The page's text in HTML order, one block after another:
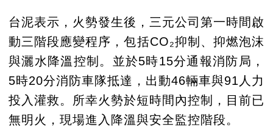
台泥表示，火勢發生後，三元公司第一時間啟
動三階段應變程序，包括CO₂抑制、抑燃泡沫
與灑水降溫控制。並於5時15分通報消防局，
5時20分消防車隊抵達，出動46輛車與91人力
投入灌救。所幸火勢於短時間內控制，目前已
無明火，現場進入降溫與安全監控階段。